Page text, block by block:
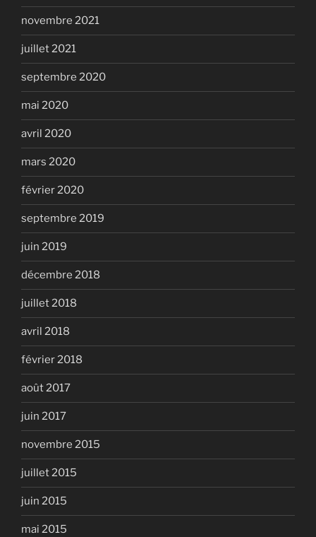
novembre 2021
juillet 2021
septembre 2020
mai 2020
avril 2020
mars 2020
février 2020
septembre 2019
juin 2019
décembre 2018
juillet 2018
avril 2018
février 2018
août 2017
juin 2017
novembre 2015
juillet 2015
juin 2015
mai 2015